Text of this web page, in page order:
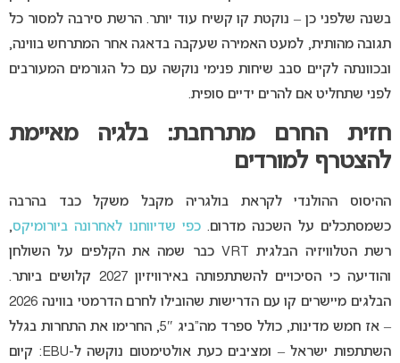
בשנה שלפני כן – נוקטת קו קשיח עוד יותר. הרשת סירבה למסור כל
תגובה מהותית, למעט האמירה שעקבה בדאגה אחר המתרחש בווינה,
ובכוונתה לקיים סבב שיחות פנימי נוקשה עם כל הגורמים המעורבים
לפני שתחליט אם להרים ידיים סופית.
חזית החרם מתרחבת: בלגיה מאיימת
להצטרף למורדים
ההיסוס ההולנדי לקראת בולגריה מקבל משקל כבד בהרבה
כשמסתכלים על השכנה מדרום.כפי שדיווחנו לאחרונה ביורומיקס,
רשת הטלוויזיה הבלגית VRT כבר שמה את הקלפים על השולחן
והודיעה כי הסיכויים להשתתפותה באירוויזיון 2027 קלושים ביותר.
הבלגים מיישרים קו עם הדרישות שהובילו לחרם הדרמטי בווינה 2026
– אז חמש מדינות, כולל ספרד מה”ביג 5″, החרימו את התחרות בגלל
השתתפות ישראל – ומציבים כעת אולטימטום נוקשה ל-EBU: קיום